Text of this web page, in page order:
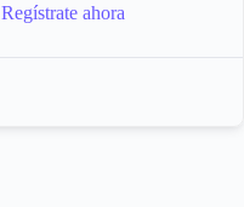
Regístrate ahora